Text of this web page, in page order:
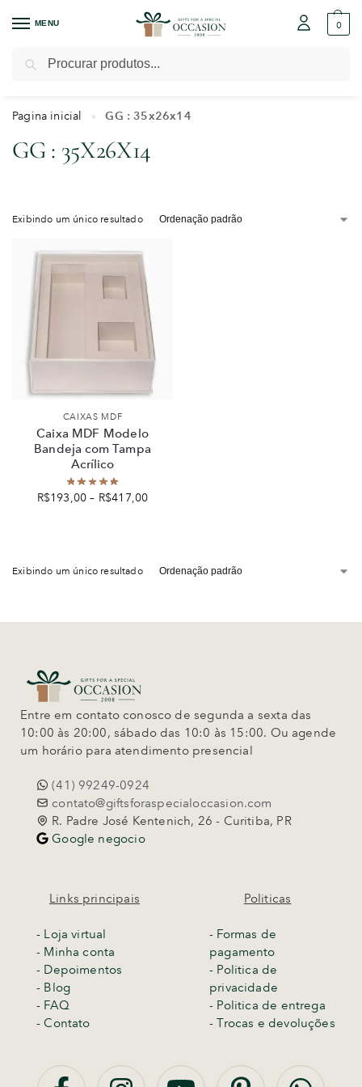
MENU 0
Pagina inicial » GG : 35x26x14
GG : 35X26X14
Exibindo um único resultado
CAIXAS MDF
Caixa MDF Modelo
Bandeja com Tampa
Acrílico
R$193,00 – R$417,00
Exibindo um único resultado
Entre em contato conosco de segunda a sexta das
10:00 às 20:00, sábado das 10:0 às 15:00. Ou agende
um horário para atendimento presencial
(41) 99249-0924
contato@giftsforaspecialoccasion.com
R. Padre José Kentenich, 26 - Curitiba, PR
Google negocio
Links principais
- Loja virtual
- Minha conta
- Depoimentos
- Blog
- FAQ
- Contato
Politicas
- Formas de
pagamento
- Politica de
privacidade
- Politica de entrega
-Trocas e devoluções